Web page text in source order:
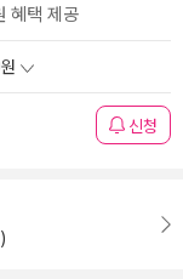
혜택 제공
신청